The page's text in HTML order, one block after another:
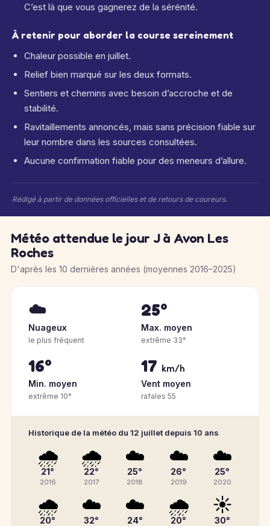
C’est là que vous gagnerez de la sérénité.
À retenir pour aborder la course sereinement
Chaleur possible en juillet.
Relief bien marqué sur les deux formats.
Sentiers et chemins avec besoin d’accroche et de
stabilité.
Ravitaillements annoncés, mais sans précision fiable sur
leur nombre dans les sources consultées.
Aucune confirmation fiable pour des meneurs d’allure.
Rédigé à partir de données officielles et de retours de coureurs.
Météo attendue le jour J à Avon Les
Roches
D'après les 10 dernières années (moyennes 2016–2025)
☁️
Nuageux
le plus fréquent
25°
Max. moyen
extrême 33°
16°
Min. moyen
extrême 10°
17 km/h
Vent moyen
rafales 55
Historique de la météo du 12 juillet depuis 10 ans
🌧️
21°
2016
🌧️
22°
2017
☁️
25°
2018
☁️
26°
2019
☁️
25°
2020
🌧️
20°
☁️
32°
☁️
24°
🌧️
20°
☀️
30°